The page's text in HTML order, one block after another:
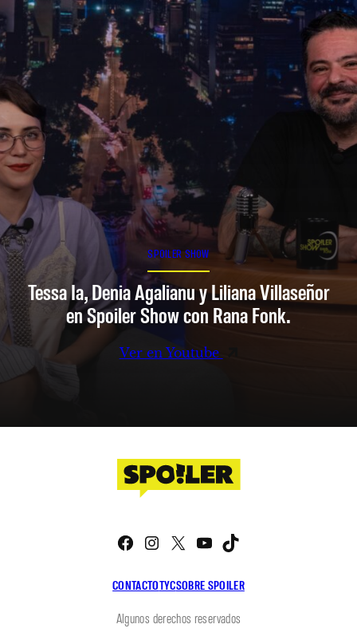
SPOILER SHOW
Tessa Ia, Denia Agalianu y Liliana Villaseñor
en Spoiler Show con Rana Fonk.
Ver en Youtube
CONTACTOTYCSOBRE SPOILER
Facebook
Instagram
X YouTube
Algunos derechos reservados